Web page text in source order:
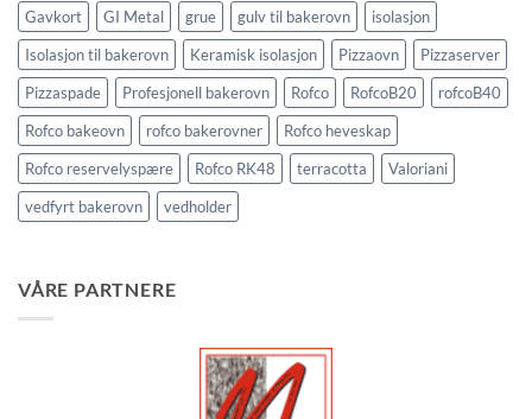
Gavkort
GI Metal grue gulv til bakerovn
isolasjon
Isolasjon til bakerovn
Keramisk isolasjon Pizzaovn
Pizzaserver
Pizzaspade
Profesjonell bakerovn Rofco RofcoB20
rofcoB40
Rofco bakeovn
rofco bakerovner
Rofco heveskap
Rofco reservelyspære
Rofco RK48 terracotta
Valoriani
vedfyrt bakerovn
vedholder
VÅRE PARTNERE